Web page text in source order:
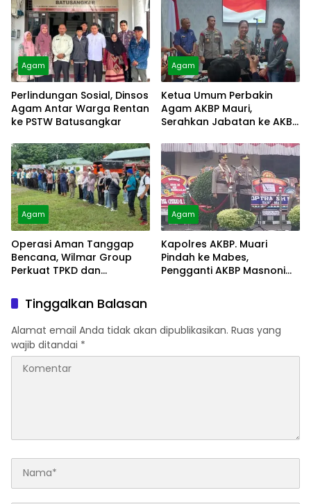
Agam
Perlindungan Sosial, Dinsos
Agam Antar Warga Rentan
ke PSTW Batusangkar
Agam
Ketua Umum Perbakin
Agam AKBP Mauri,
Serahkan Jabatan ke AKBP
Agam
Operasi Aman Tanggap
Bencana, Wilmar Group
Perkuat TPKD dan
Agam
Kapolres AKBP. Muari
Pindah ke Mabes,
Pengganti AKBP Masnoni
Tinggalkan Balasan
Alamat email Anda tidak akan dipublikasikan. Ruas yang
wajib ditandai *